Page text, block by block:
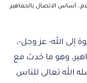
أساس الاتصال بالجماهير
إلى الله- عز وجل-،
وهو ما حَدث مع
الله تعالى للناس